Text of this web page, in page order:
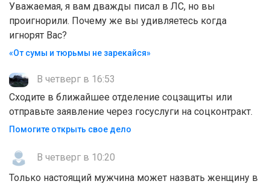
Уважаемая, я вам дважды писал в ЛС, но вы
проигнорили. Почему же вы удивляетесь когда
игнорят Вас?
«От сумы и тюрьмы не зарекайся»
В четверг в 16:53
Сходите в ближайшее отделение соцзащиты или
отправьте заявление через госуслуги на соцконтракт.
Помогите открыть свое дело
В четверг в 10:20
Только настоящий мужчина может назвать женщину в